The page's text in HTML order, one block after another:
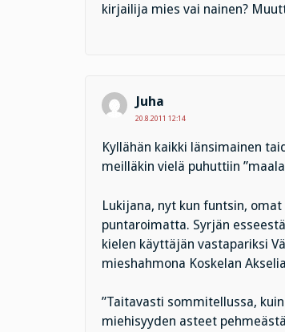
kirjailija mies vai nainen?
Juha
20.8.2011 12:14
Kyllähän kaikki länsimainen
meilläkin vielä puhuttiin
Lukijana, nyt kun funtsin,
puntaroimatta. Syrjän
kielen käyttäjän vastapariksi
mieshahmona Koskelan
”Taitavasti sommitellussa,
miehisyyden asteet